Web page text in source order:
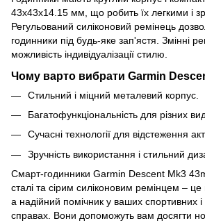
43x43x14.15 мм, що робить їх легкими і
Регульований силіконовий ремінець
годинники під будь-яке зап'ястя. Змінні
можливість індивідуалізації стилю.
Чому варто вибрати Garmin
Стильний і міцний металевий корпус.
Багатофункціональність для різних
Сучасні технології для відстеження
Зручність використання і стильний
Смарт-годинники Garmin Descent Mk3
сталі та сірим силіконовим ремінцем – це
а надійний помічник у ваших спортивних
справах. Вони допоможуть вам досягти